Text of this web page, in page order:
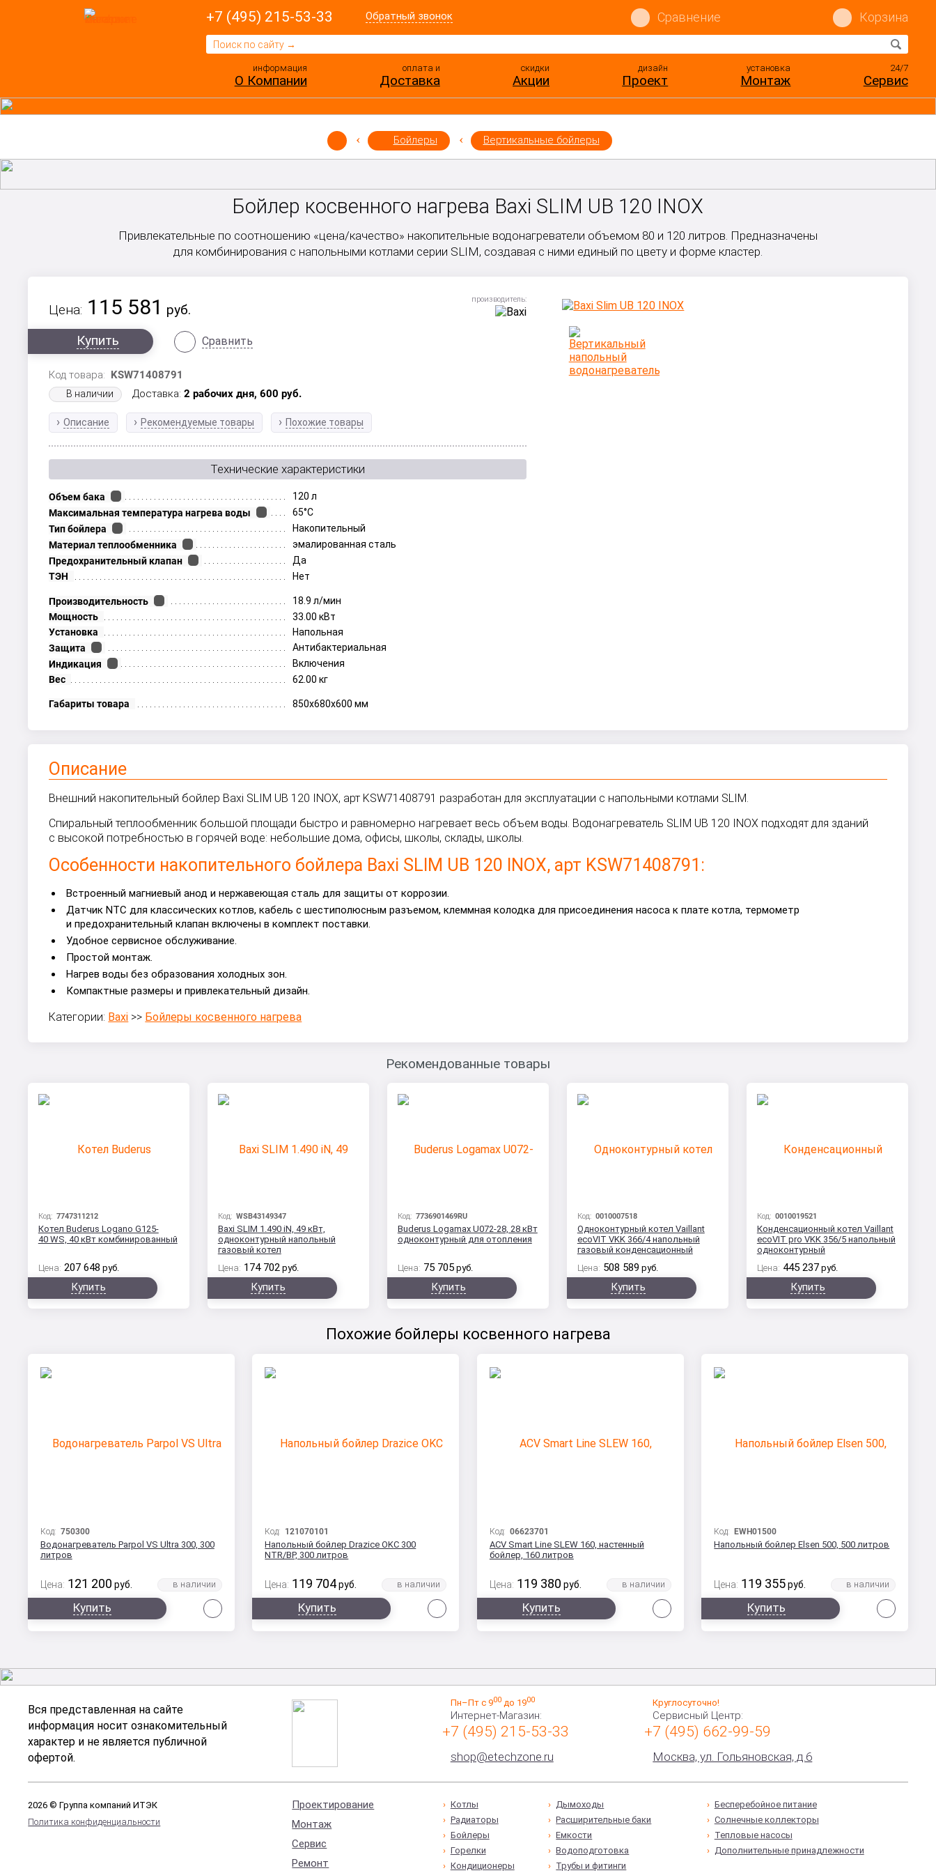
+7 (495) 215-53-33 Обратный звонок Сравнение Корзина
информация
О Компании
оплата и
Доставка
скидки
Акции
дизайн
Проект
установка
Монтаж
24/7
Сервис
Бойлеры Вертикальные бойлеры
Бойлер косвенного нагрева Baxi SLIM UB 120 INOX
Привлекательные по соотношению «цена/качество» накопительные водонагреватели объемом 80 и 120 литров. Предназначены
для комбинирования с напольными котлами серии SLIM, создавая с ними единый по цвету и форме кластер.
Цена: 115 581 руб.
Купить
Сравнить
Код товара: KSW71408791
В наличии Доставка:2 рабочих дня,600 руб.
Описание Рекомендуемые товары Похожие товары
Технические характеристики
Объем бака
120 л
Максимальная температура нагрева воды
65°С
Тип бойлера
Накопительный
Материал теплообменника
эмалированная сталь
Предохранительный клапан
Да
ТЭН
Нет
Производительность
18.9 л/мин
Мощность
33.00 кВт
Установка
Напольная
Защита
Антибактериальная
Индикация
Включения
Вес
62.00 кг
Габариты товара 850x680x600 мм
Описание
Внешний накопительный бойлер Baxi SLIM UB 120 INOX, арт KSW71408791 разработан для эксплуатации с напольными котлами SLIM.
Спиральный теплообменник большой площади быстро и равномерно нагревает весь объем воды. Водонагреватель SLIM UB 120 INOX подходят для зданий
с высокой потребностью в горячей воде: небольшие дома, офисы, школы, склады, школы.
Особенности накопительного бойлера Baxi SLIM UB 120 INOX, арт KSW71408791:
Встроенный магниевый анод и нержавеющая сталь для защиты от коррозии.
Датчик NTC для классических котлов, кабель с шестиполюсным разъемом, клеммная колодка для присоединения насоса к плате котла, термометр
и предохранительный клапан включены в комплект поставки.
Удобное сервисное обслуживание.
Простой монтаж.
Нагрев воды без образования холодных зон.
Компактные размеры и привлекательный дизайн.
Категории: Baxi >> Бойлеры косвенного нагрева
Рекомендованные товары
Код: 7747311212
Котел Buderus Logano G125-
40 WS, 40 кВт комбинированный
Цена: 207 648 руб.
Купить
Код: WSB43149347
Baxi SLIM 1.490 iN, 49 кВт,
одноконтурный напольный
газовый котел
Цена: 174 702 руб.
Купить
Код: 7736901469RU
Buderus Logamax U072-28, 28 кВт
одноконтурный для отопления
Цена: 75 705 руб.
Купить
Код: 0010007518
Одноконтурный котел Vaillant
ecoVIT VKK 366/4 напольный
газовый конденсационный
Цена: 508 589 руб.
Купить
Код: 0010019521
Конденсационный котел Vaillant
ecoVIT pro VKK 356/5 напольный
одноконтурный
Цена: 445 237 руб.
Купить
Похожие бойлеры косвенного нагрева
Код: 750300
Водонагреватель Parpol VS Ultra 300, 300
литров
Цена: 121 200 руб.
Купить
Код: 121070101
Напольный бойлер Drazice OKC 300
NTR/BP, 300 литров
Цена: 119 704 руб.
Купить
Код: 06623701
ACV Smart Line SLEW 160, настенный
бойлер, 160 литров
Цена: 119 380 руб.
Купить
Код: EWH01500
Напольный бойлер Elsen 500, 500 литров
Цена: 119 355 руб.
Купить
Вся представленная на сайте
информация носит ознакомительный
характер и не является публичной
офертой.
Пн–Пт с 900до 1900
Интернет-Магазин:
+7 (495) 215-53-33
shop@etechzone.ru
Круглосуточно!
Сервисный Центр:
+7 (495) 662-99-59
Москва, ул. Гольяновская, д.6
2026 © Группа компаний ИТЭК
Политика конфиденциальности
Проектирование
Монтаж
Сервис
Ремонт
Котлы
Радиаторы
Бойлеры
Горелки
Кондиционеры
Дымоходы
Расширительные баки
Емкости
Водоподготовка
Трубы и фитинги
Бесперебойное питание
Солнечные коллекторы
Тепловые насосы
Дополнительные принадлежности